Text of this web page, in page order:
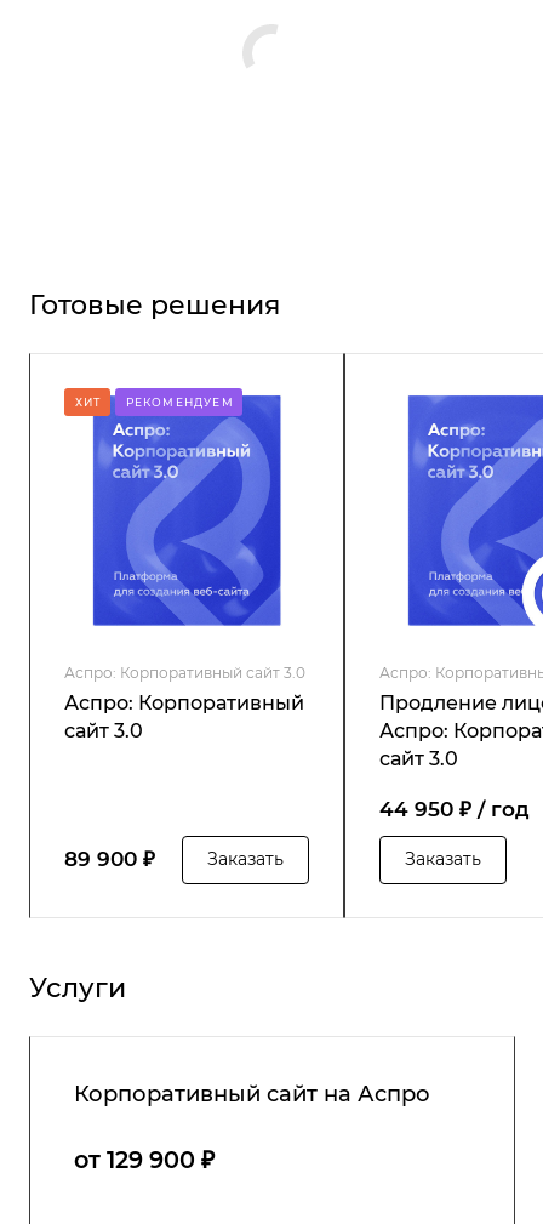
Готовые решения
ХИТ РЕКОМЕНДУЕМ
Аспро: Корпоративный сайт 3.0
Аспро: Корпоративный
сайт 3.0
89 900 ₽ Заказать
Аспро:
Продление
Аспро:
сайт 3.0
44 950 ₽ / год
Заказать
Услуги
Корпоративный сайт на Аспро
от 129 900 ₽